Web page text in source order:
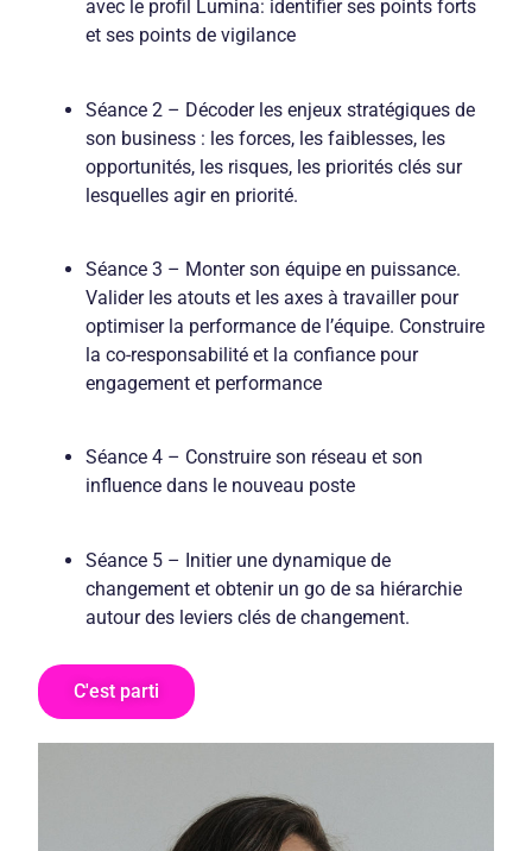
avec le profil Lumina: identifier ses points forts
et ses points de vigilance
Séance 2 – Décoder les enjeux stratégiques de
son business : les forces, les faiblesses, les
opportunités, les risques, les priorités clés sur
lesquelles agir en priorité.
Séance 3 – Monter son équipe en puissance.
Valider les atouts et les axes à travailler pour
optimiser la performance de l’équipe. Construire
la co-responsabilité et la confiance pour
engagement et performance
Séance 4 – Construire son réseau et son
influence dans le nouveau poste
Séance 5 – Initier une dynamique de
changement et obtenir un go de sa hiérarchie
autour des leviers clés de changement.
C'est parti